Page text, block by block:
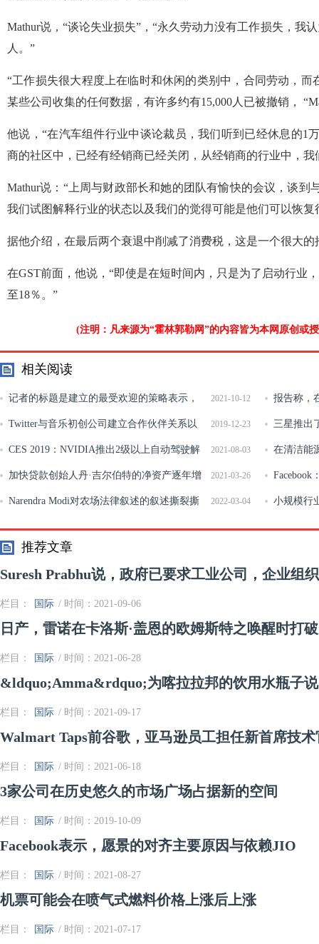
Mathur说，“谈论失业损失”，“永久劳动力没有工作损失，我
人。”
“工作损失很大程度上在临时和休闲的类别中，合同劳动，
某些公司收集的任何数据，有许多约有15,000人已被撤销，
他说，“在汽车组件行业中谈论裁员，我们听到已经休息的1
商的社区中，已经有经销商已经关闭，从经销商的行业中，我
Mathur说：“上周与财政部长和她的团队有愉快的会议，谈到
我们试图解释行业的状态以及我们的觉得可能是他们可以恢复
据他介绍，在最后两个衰退中削减了消费税，这是一个很大的
在GST前面，他说，“即使是在短时间内，只是为了启动行业
至18％。”
(注明：凡来源为“霍林郭勒网”的内容皆为本网原创或
相关阅读
2021-10-12
记者的标题是建立的最受欢迎的策略表示，
编辑公会表示
报告称，
治理指数
2019-12-23
Twitter与音乐初创公司建立合作伙伴关系以
追踪新兴艺术家
三星推出
和小米
2021-08-03
CES 2019：NVIDIA推出2级以上自动驾驶解
决方案
在清洁能
免电动车辆
2021-03-26
加快贷款创始人丹·吉尔伯特的净资产逐年增
长
Facebook
2022-03-04
Narendra Modi对农场法律叙述的叙述撕裂撕
裂
小规模行
况下，在
推荐文章
Suresh Prabhu说，政府已要求工业公司，企业组
栏目： 国际 / 时间：2021-09-06
日产，雷诺在卡洛斯·盖恩的欧姆斯特之唤醒时打
栏目： 国际 / 时间：2021-06-28
&ldquo;Amma&rdquo;为喀拉拉邦的饮用水瓶子
栏目： 国际 / 时间：2021-09-17
Walmart Taps前谷歌，亚马逊员工担任新首席技术
栏目： 国际 / 时间：2021-06-18
3家公司在历史悠久的市场广场占据新的空间
栏目： 国际 / 时间：2019-10-09
Facebook表示，愿景的对齐主要原因与依赖JIO
栏目： 国际 / 时间：2021-08-27
机票可能会在喷气式燃料价格上涨后上涨
栏目： 国际 / 时间：2021-07-17